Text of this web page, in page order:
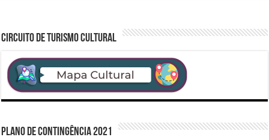
CIRCUITO DE TURISMO CULTURAL
PLANO DE CONTINGÊNCIA 2021